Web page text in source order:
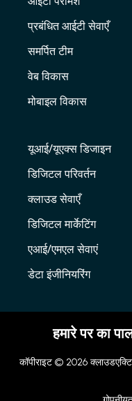
प्रबंधित आईटी सेवाएँ
समर्पित टीम
वेब विकास
मोबाइल विकास
यूआई/यूएक्स डिजाइन
डिजिटल परिवर्तन
क्लाउड सेवाएँ
डिजिटल मार्केटिंग
एआई/एमएल सेवाएं
डेटा इंजीनियरिंग
हमारे पर का
कॉपीराइट © 2026